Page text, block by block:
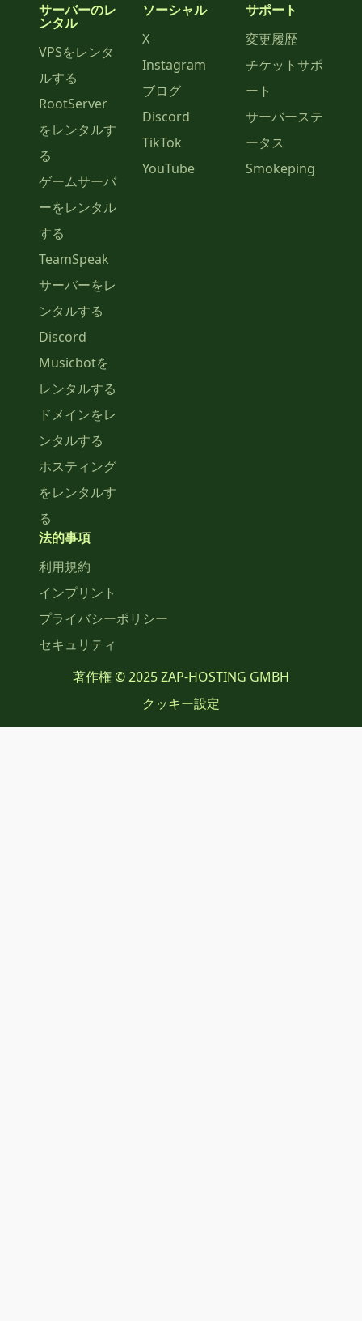
サーバーのレ
ンタル
VPSをレンタ
ルする
RootServer
をレンタルす
る
ゲームサーバ
ーをレンタル
する
TeamSpeak
サーバーをレ
ンタルする
Discord
Musicbotを
レンタルする
ドメインをレ
ンタルする
ホスティング
をレンタルす
る
ソーシャル
X
Instagram
ブログ
Discord
TikTok
YouTube
サポート
変更履歴
チケットサポ
ート
サーバーステ
ータス
Smokeping
法的事項
利用規約
インプリント
プライバシーポリシー
セキュリティ
著作権 © 2025 ZAP-HOSTING GMBH
クッキー設定